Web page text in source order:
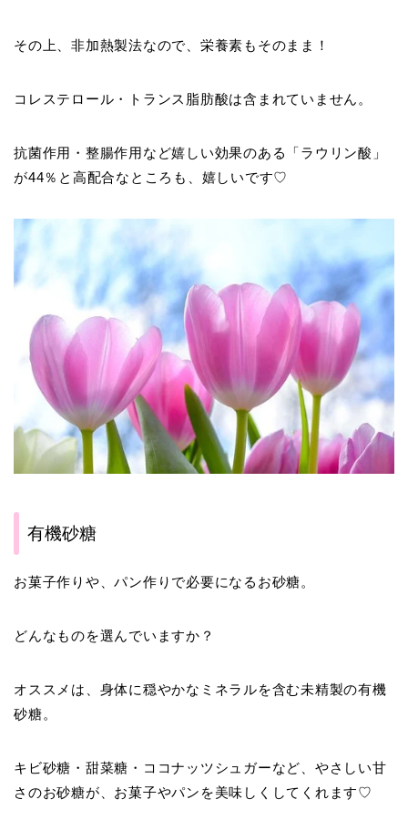
その上、非加熱製法なので、栄養素もそのまま！
コレステロール・トランス脂肪酸は含まれていません。
抗菌作用・整腸作用など嬉しい効果のある「ラウリン酸」
が44％と高配合なところも、嬉しいです♡
有機砂糖
お菓子作りや、パン作りで必要になるお砂糖。
どんなものを選んでいますか？
オススメは、身体に穏やかなミネラルを含む未精製の有機
砂糖。
キビ砂糖・甜菜糖・ココナッツシュガーなど、やさしい甘
さのお砂糖が、お菓子やパンを美味しくしてくれます♡